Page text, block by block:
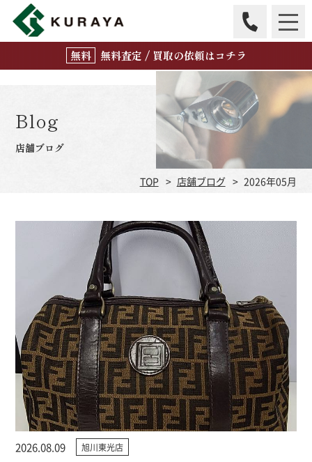
無料査定 / 買取の依頼はコチラ
Blog
店舗ブログ
TOP 店舗ブログ 2026年05月
2026.08.09 旭川東光店